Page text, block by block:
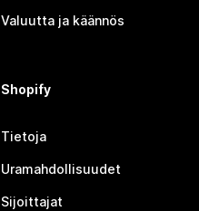
Valuutta ja käännös
Shopify
Tietoja
Uramahdollisuudet
Sijoittajat